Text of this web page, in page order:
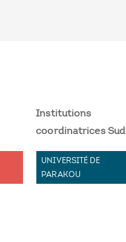
Institutions
coordinatrices Sud
UNIVERSITÉ DE
PARAKOU